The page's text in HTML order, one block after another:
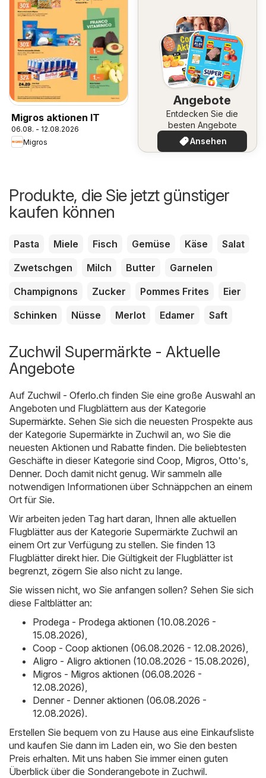
Migros aktionen IT
06.08. - 12.08.2026
Migros
Angebote
Entdecken Sie die
besten Angebote
Ansehen
Produkte, die Sie jetzt günstiger
kaufen können
Pasta Miele Fisch Gemüse Käse
Salat
Zwetschgen
Milch Butter
Garnelen
Champignons
Zucker Pommes Frites
Eier
Schinken
Nüsse Merlot Edamer Saft
Zuchwil Supermärkte - Aktuelle
Angebote
Auf Zuchwil - Oferlo.ch finden Sie eine große Auswahl an
Angeboten und Flugblättern aus der Kategorie
Supermärkte. Sehen Sie sich die neuesten Prospekte aus
der Kategorie Supermärkte in Zuchwil an, wo Sie die
neuesten Aktionen und Rabatte finden. Die beliebtesten
Geschäfte in dieser Kategorie sind Coop, Migros, Otto's,
Denner. Doch damit nicht genug. Wir sammeln alle
notwendigen Informationen über Schnäppchen an einem
Ort für Sie.
Wir arbeiten jeden Tag hart daran, Ihnen alle aktuellen
Flugblätter aus der Kategorie Supermärkte Zuchwil an
einem Ort zur Verfügung zu stellen. Sie finden 13
Flugblätter direkt hier. Die Gültigkeit der Flugblätter ist
begrenzt, zögern Sie also nicht zu lange.
Sie wissen nicht, wo Sie anfangen sollen? Sehen Sie sich
diese Faltblätter an:
Prodega - Prodega aktionen (10.08.2026 -
15.08.2026),
Coop - Coop aktionen (06.08.2026 - 12.08.2026),
Aligro - Aligro aktionen (10.08.2026 - 15.08.2026),
Migros - Migros aktionen (06.08.2026 -
12.08.2026),
Denner - Denner aktionen (06.08.2026 -
12.08.2026).
Erstellen Sie bequem von zu Hause aus eine Einkaufsliste
und kaufen Sie dann im Laden ein, wo Sie den besten
Preis erhalten. Mit uns haben Sie immer einen guten
Überblick über die Sonderangebote in Zuchwil.